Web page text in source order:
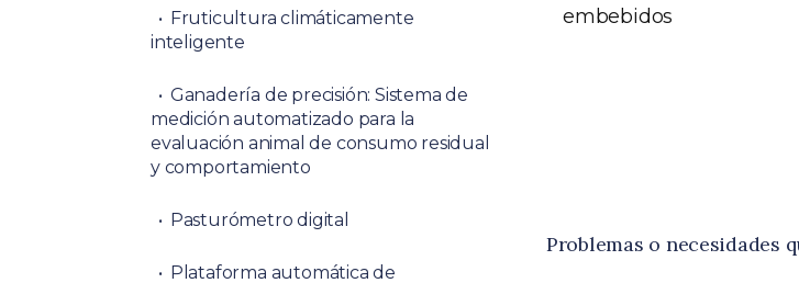
embebidos
Problemas o necesidades
Fruticultura climáticamente
inteligente
Ganadería de precisión: Sistema de
medición automatizado para la
evaluación animal de consumo residual
y comportamiento
Pasturómetro digital
Plataforma automática de